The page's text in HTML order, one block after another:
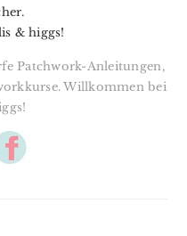
& higgs!
Patchwork-Anleitungen,
Willkommen bei